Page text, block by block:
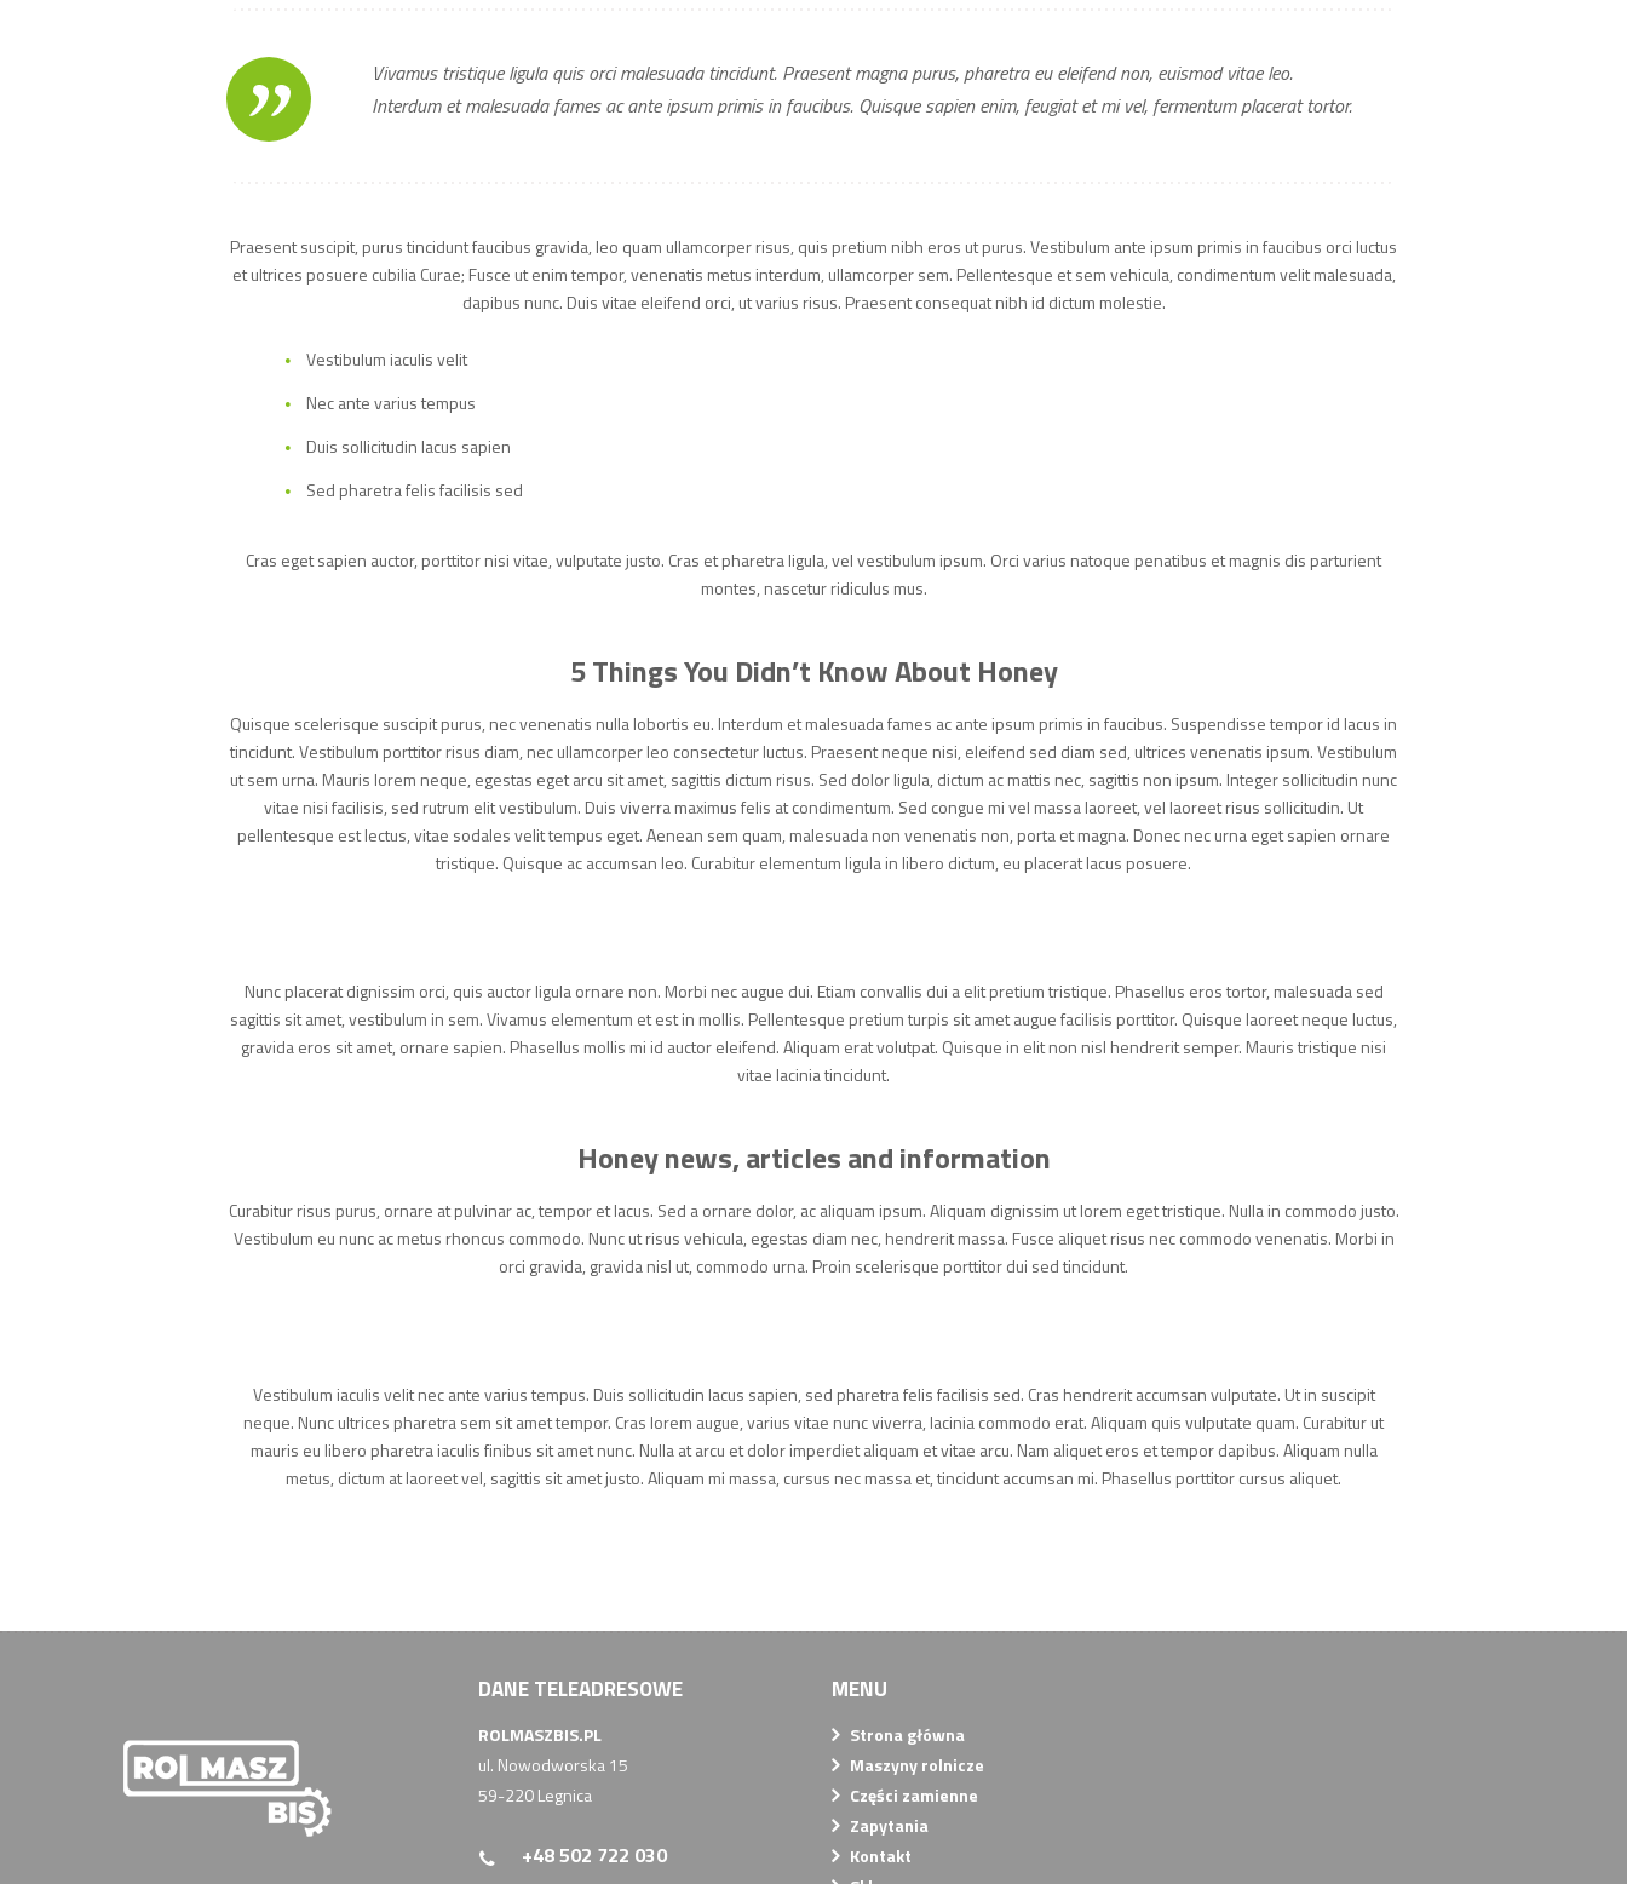
Vivamus tristique ligula quis orci malesuada tincidunt. Praesent magna purus, pharetra eu eleifend non, euismod vitae leo.
Interdum et malesuada fames ac ante ipsum primis in faucibus. Quisque sapien enim, feugiat et mi vel, fermentum placerat tortor.
Praesent suscipit, purus tincidunt faucibus gravida, leo quam ullamcorper risus, quis pretium nibh eros ut purus. Vestibulum ante ipsum primis in faucibus orci luctus
et ultrices posuere cubilia Curae; Fusce ut enim tempor, venenatis metus interdum, ullamcorper sem. Pellentesque et sem vehicula, condimentum velit malesuada,
dapibus nunc. Duis vitae eleifend orci, ut varius risus. Praesent consequat nibh id dictum molestie.
Vestibulum iaculis velit
Nec ante varius tempus
Duis sollicitudin lacus sapien
Sed pharetra felis facilisis sed
Cras eget sapien auctor, porttitor nisi vitae, vulputate justo. Cras et pharetra ligula, vel vestibulum ipsum. Orci varius natoque penatibus et magnis dis parturient
montes, nascetur ridiculus mus.
5 Things You Didn’t Know About Honey
Quisque scelerisque suscipit purus, nec venenatis nulla lobortis eu. Interdum et malesuada fames ac ante ipsum primis in faucibus. Suspendisse tempor id lacus in
tincidunt. Vestibulum porttitor risus diam, nec ullamcorper leo consectetur luctus. Praesent neque nisi, eleifend sed diam sed, ultrices venenatis ipsum. Vestibulum
ut sem urna. Mauris lorem neque, egestas eget arcu sit amet, sagittis dictum risus. Sed dolor ligula, dictum ac mattis nec, sagittis non ipsum. Integer sollicitudin nunc
vitae nisi facilisis, sed rutrum elit vestibulum. Duis viverra maximus felis at condimentum. Sed congue mi vel massa laoreet, vel laoreet risus sollicitudin. Ut
pellentesque est lectus, vitae sodales velit tempus eget. Aenean sem quam, malesuada non venenatis non, porta et magna. Donec nec urna eget sapien ornare
tristique. Quisque ac accumsan leo. Curabitur elementum ligula in libero dictum, eu placerat lacus posuere.
Nunc placerat dignissim orci, quis auctor ligula ornare non. Morbi nec augue dui. Etiam convallis dui a elit pretium tristique. Phasellus eros tortor, malesuada sed
sagittis sit amet, vestibulum in sem. Vivamus elementum et est in mollis. Pellentesque pretium turpis sit amet augue facilisis porttitor. Quisque laoreet neque luctus,
gravida eros sit amet, ornare sapien. Phasellus mollis mi id auctor eleifend. Aliquam erat volutpat. Quisque in elit non nisl hendrerit semper. Mauris tristique nisi
vitae lacinia tincidunt.
Honey news, articles and information
Curabitur risus purus, ornare at pulvinar ac, tempor et lacus. Sed a ornare dolor, ac aliquam ipsum. Aliquam dignissim ut lorem eget tristique. Nulla in commodo justo.
Vestibulum eu nunc ac metus rhoncus commodo. Nunc ut risus vehicula, egestas diam nec, hendrerit massa. Fusce aliquet risus nec commodo venenatis. Morbi in
orci gravida, gravida nisl ut, commodo urna. Proin scelerisque porttitor dui sed tincidunt.
Vestibulum iaculis velit nec ante varius tempus. Duis sollicitudin lacus sapien, sed pharetra felis facilisis sed. Cras hendrerit accumsan vulputate. Ut in suscipit
neque. Nunc ultrices pharetra sem sit amet tempor. Cras lorem augue, varius vitae nunc viverra, lacinia commodo erat. Aliquam quis vulputate quam. Curabitur ut
mauris eu libero pharetra iaculis finibus sit amet nunc. Nulla at arcu et dolor imperdiet aliquam et vitae arcu. Nam aliquet eros et tempor dapibus. Aliquam nulla
metus, dictum at laoreet vel, sagittis sit amet justo. Aliquam mi massa, cursus nec massa et, tincidunt accumsan mi. Phasellus porttitor cursus aliquet.
DANE TELEADRESOWE
ROLMASZBIS.PL
ul. Nowodworska 15
59-220 Legnica
+48 502 722 030
MENU
Strona główna
Maszyny rolnicze
Części zamienne
Zapytania
Kontakt